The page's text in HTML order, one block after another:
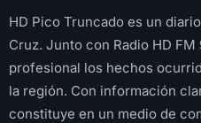
HD Pico Truncado es un
Cruz. Junto con Radio HD
profesional los hechos
la región. Con información
constituye en un medio de